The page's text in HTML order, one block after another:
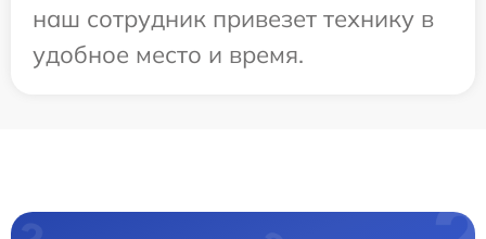
наш сотрудник привезет технику в
удобное место и время.